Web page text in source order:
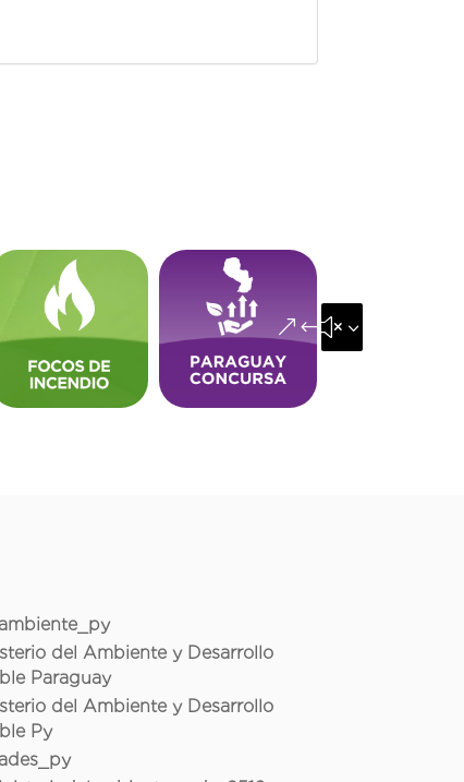
&#x35;
del Ambiente y Desarrollo
Paraguay
del Ambiente y Desarrollo
Py